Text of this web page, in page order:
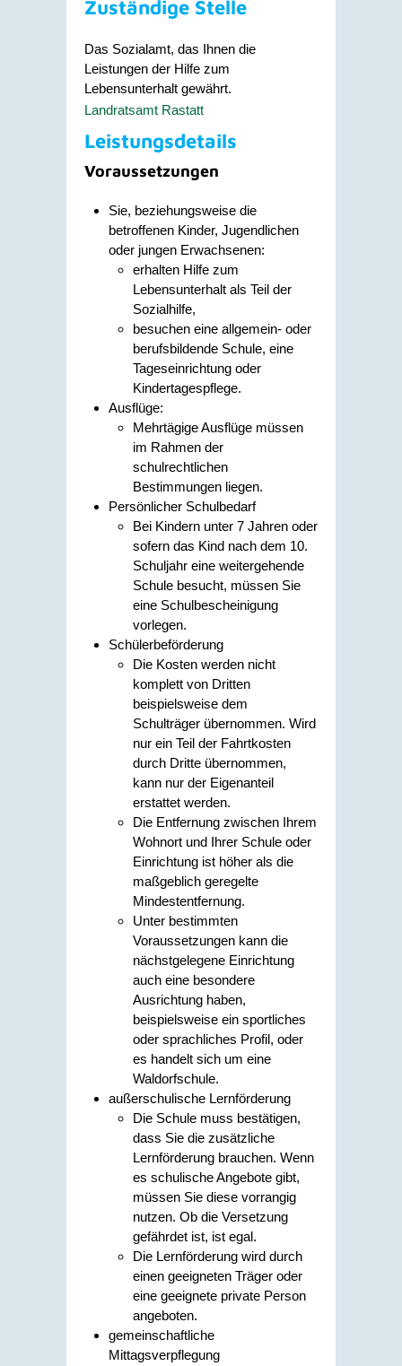
Zuständige Stelle
Das Sozialamt, das Ihnen die
Leistungen der Hilfe zum
Lebensunterhalt gewährt.
Landratsamt Rastatt
Leistungsdetails
Voraussetzungen
Sie, beziehungsweise die
betroffenen Kinder, Jugendlichen
oder jungen Erwachsenen:
erhalten Hilfe zum
Lebensunterhalt als Teil der
Sozialhilfe,
besuchen eine allgemein- oder
berufsbildende Schule, eine
Tageseinrichtung oder
Kindertagespflege.
Ausflüge:
Mehrtägige Ausflüge müssen
im Rahmen der
schulrechtlichen
Bestimmungen liegen.
Persönlicher Schulbedarf
Bei Kindern unter 7 Jahren oder
sofern das Kind nach dem 10.
Schuljahr eine weitergehende
Schule besucht, müssen Sie
eine Schulbescheinigung
vorlegen.
Schülerbeförderung
Die Kosten werden nicht
komplett von Dritten
beispielsweise dem
Schulträger übernommen. Wird
nur ein Teil der Fahrtkosten
durch Dritte übernommen,
kann nur der Eigenanteil
erstattet werden.
Die Entfernung zwischen Ihrem
Wohnort und Ihrer Schule oder
Einrichtung ist höher als die
maßgeblich geregelte
Mindestentfernung.
Unter bestimmten
Voraussetzungen kann die
nächstgelegene Einrichtung
auch eine besondere
Ausrichtung haben,
beispielsweise ein sportliches
oder sprachliches Profil, oder
es handelt sich um eine
Waldorfschule.
außerschulische Lernförderung
Die Schule muss bestätigen,
dass Sie die zusätzliche
Lernförderung brauchen. Wenn
es schulische Angebote gibt,
müssen Sie diese vorrangig
nutzen. Ob die Versetzung
gefährdet ist, ist egal.
Die Lernförderung wird durch
einen geeigneten Träger oder
eine geeignete private Person
angeboten.
gemeinschaftliche
Mittagsverpflegung